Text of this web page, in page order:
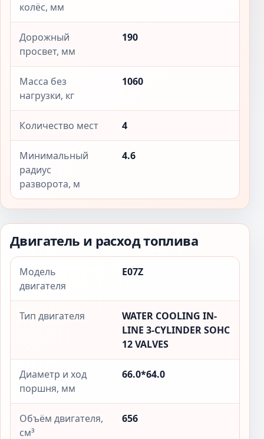
колёс, мм
Дорожный
просвет, мм
190
Масса без
нагрузки, кг
1060
Количество мест 4
Минимальный
радиус
разворота, м
4.6
Двигатель и расход топлива
Модель
двигателя
E07Z
Тип двигателя
WATER COOLING IN-
LINE 3-CYLINDER SOHC
12 VALVES
Диаметр и ход
поршня, мм
66.0*64.0
Объём двигателя,
см³
656